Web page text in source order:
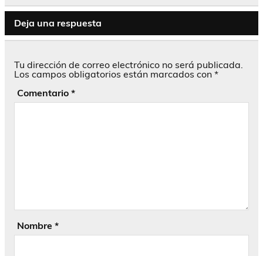
Deja una respuesta
Tu dirección de correo electrónico no será publicada.
Los campos obligatorios están marcados con *
Comentario *
Nombre *